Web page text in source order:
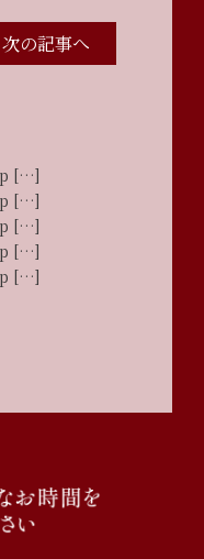
次の記事へ
[…]
[…]
[…]
[…]
[…]